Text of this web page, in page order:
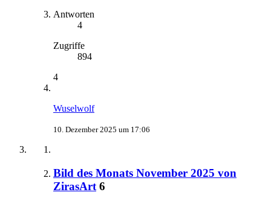
Antworten
4
Zugriffe
894
4
Wuselwolf
10. Dezember 2025 um 17:06
Bild des Monats November 2025 von
ZirasArt 6